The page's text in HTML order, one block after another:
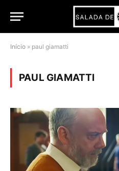
Início » paul giamatti
PAUL GIAMATTI